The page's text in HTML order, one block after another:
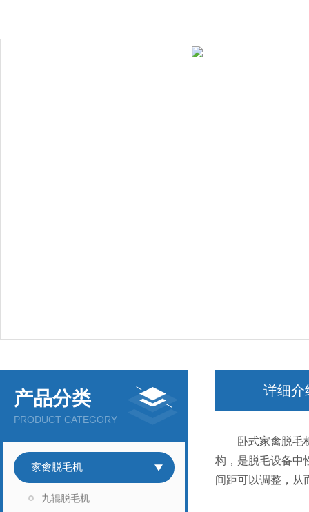
产品分类
PRODUCT CATEGORY
家禽脱毛机
九辊脱毛机
详细介
卧式家禽脱毛机
构，是脱毛设备中
间距可以调整，从